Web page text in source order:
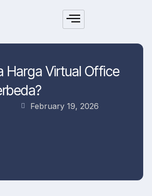
Harga Virtual Office
February 19, 2026